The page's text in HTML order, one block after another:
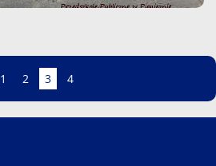
Strona
1 Strona
2 Strona
3 Strona
4